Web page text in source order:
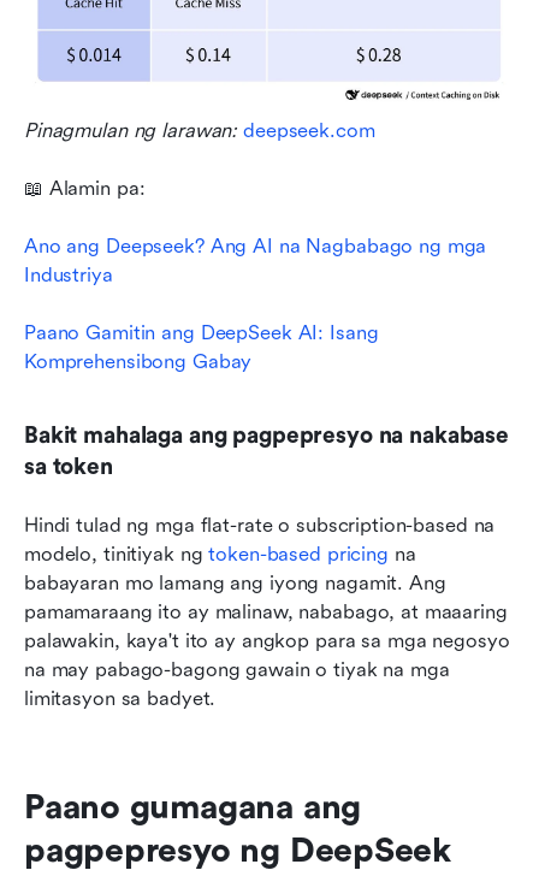
Pinagmulan ng larawan: deepseek.com
📖 Alamin pa:
Ano ang Deepseek? Ang AI na Nagbabago ng mga
Industriya
Paano Gamitin ang DeepSeek AI: Isang
Komprehensibong Gabay
Bakit mahalaga ang pagpepresyo na nakabase
sa token
Hindi tulad ng mga flat-rate o subscription-based na
modelo, tinitiyak ng token-based pricing na
babayaran mo lamang ang iyong nagamit. Ang
pamamaraang ito ay malinaw, nababago, at maaaring
palawakin, kaya't ito ay angkop para sa mga negosyo
na may pabago-bagong gawain o tiyak na mga
limitasyon sa badyet.
Paano gumagana ang
pagpepresyo ng DeepSeek